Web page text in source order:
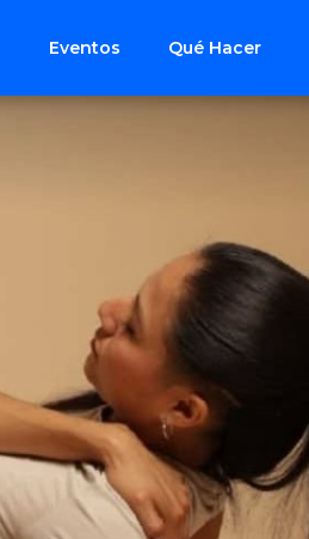
Eventos Qué Hacer